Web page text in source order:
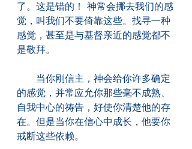
了。这是错的！ 神常会挪去我们的感
觉，叫我们不要倚靠这些。找寻一种
感觉，甚至是与基督亲近的感觉都不
是敬拜。
当你刚信主，神会给你许多确定
的感觉，并常应允你那些毫不成熟、
自我中心的祷告，好使你清楚他的存
在。但是当你在信心中成长，他要你
戒断这些依赖。